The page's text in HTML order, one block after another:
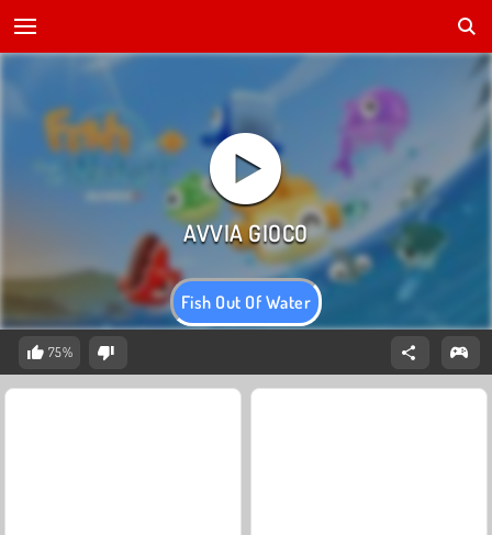
Fish Out Of Water
75%